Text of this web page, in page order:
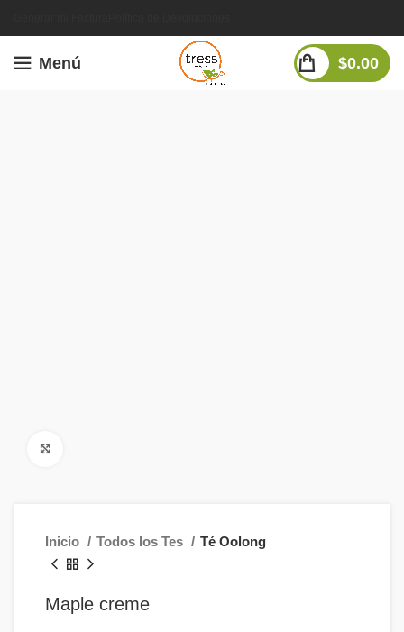
Menú $0.00
Inicio Todos los Tes Té Oolong
Maple creme